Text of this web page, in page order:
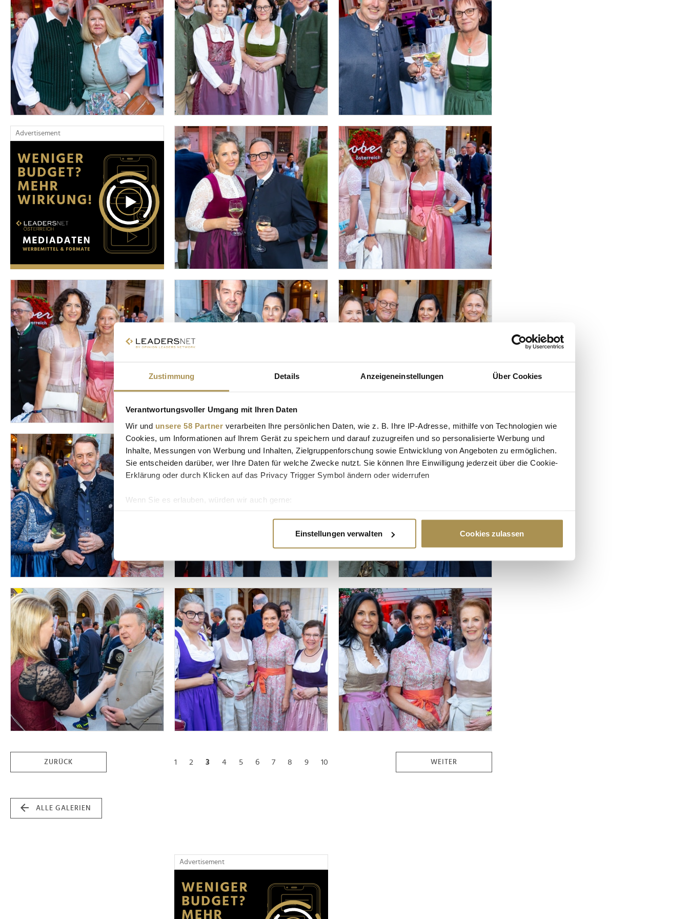
Zustimmung Details Anzeigeneinstellungen Über Cookies
Verantwortungsvoller Umgang mit Ihren Daten
Wir und unsere 58 Partner verarbeiten Ihre persönlichen Daten, wie z. B. Ihre IP-Adresse, mithilfe von Technologien wie
Cookies, um Informationen auf Ihrem Gerät zu speichern und darauf zuzugreifen und so personalisierte Werbung und
Inhalte, Messungen von Werbung und Inhalten, Zielgruppenforschung sowie Entwicklung von Angeboten zu ermöglichen.
Sie entscheiden darüber, wer Ihre Daten für welche Zwecke nutzt. Sie können Ihre Einwilligung jederzeit über die Cookie-
Erklärung oder durch Klicken auf das Privacy Trigger Symbol ändern oder widerrufen
Wenn Sie es erlauben, würden wir auch gerne:
Erfahren Sie mehr darüber, wie Ihre persönlichen Daten verarbeitet werden, und legen Sie Ihre Präferenzen im
Wir verwenden Cookies, um Inhalte und Anzeigen zu personalisieren, Funktionen für soziale Medien anbieten zu können
und die Zugriffe auf unsere Website zu analysieren. Außerdem geben wir Informationen zu Ihrer Verwendung unserer
Website an unsere Partner für soziale Medien, Werbung und Analysen weiter. Unsere Partner führen diese Informationen
möglicherweise mit weiteren Daten zusammen, die Sie ihnen bereitgestellt haben oder die sie im Rahmen Ihrer Nutzung
der Dienste gesammelt haben.
Einstellungen verwalten Cookies zulassen
Advertisement
ZURÜCK 1 2 3 4 5 6 7 8 9 10 WEITER
ALLE GALERIEN
Advertisement